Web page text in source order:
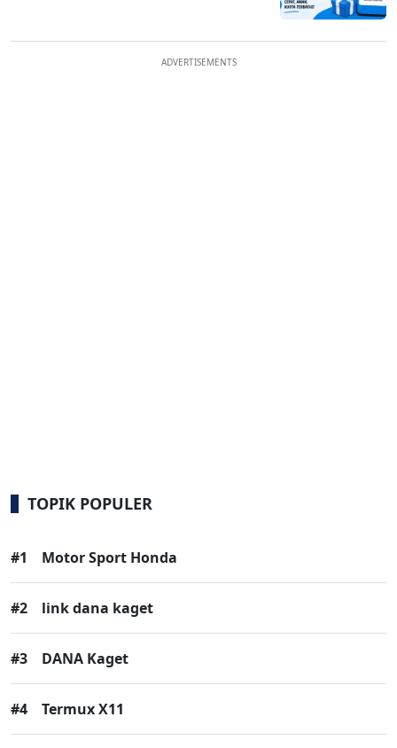
ADVERTISEMENTS
TOPIK POPULER
#1 Motor Sport Honda
#2 link dana kaget
#3 DANA Kaget
#4 Termux X11